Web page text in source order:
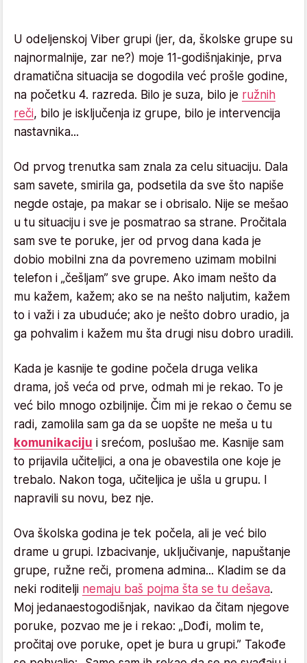
U odeljenskoj Viber grupi (jer, da, školske grupe su
najnormalnije, zar ne?) moje 11-godišnjakinje, prva
dramatična situacija se dogodila već prošle godine,
na početku 4. razreda. Bilo je suza, bilo je ružnih
reči, bilo je isključenja iz grupe, bilo je intervencija
nastavnika...
Od prvog trenutka sam znala za celu situaciju. Dala
sam savete, smirila ga, podsetila da sve što napiše
negde ostaje, pa makar se i obrisalo. Nije se mešao
u tu situaciju i sve je posmatrao sa strane. Pročitala
sam sve te poruke, jer od prvog dana kada je
dobio mobilni zna da povremeno uzimam mobilni
telefon i „češljam” sve grupe. Ako imam nešto da
mu kažem, kažem; ako se na nešto naljutim, kažem
to i važi i za ubuduće; ako je nešto dobro uradio, ja
ga pohvalim i kažem mu šta drugi nisu dobro uradili.
Kada je kasnije te godine počela druga velika
drama, još veća od prve, odmah mi je rekao. To je
već bilo mnogo ozbiljnije. Čim mi je rekao o čemu se
radi, zamolila sam ga da se uopšte ne meša u tu
komunikaciju i srećom, poslušao me. Kasnije sam
to prijavila učiteljici, a ona je obavestila one koje je
trebalo. Nakon toga, učiteljica je ušla u grupu. I
napravili su novu, bez nje.
Ova školska godina je tek počela, ali je već bilo
drame u grupi. Izbacivanje, uključivanje, napuštanje
grupe, ružne reči, promena admina... Kladim se da
neki roditelji nemaju baš pojma šta se tu dešava.
Moj jedanaestogodišnjak, navikao da čitam njegove
poruke, pozvao me je i rekao: „Dođi, molim te,
pročitaj ove poruke, opet je bura u grupi.” Takođe